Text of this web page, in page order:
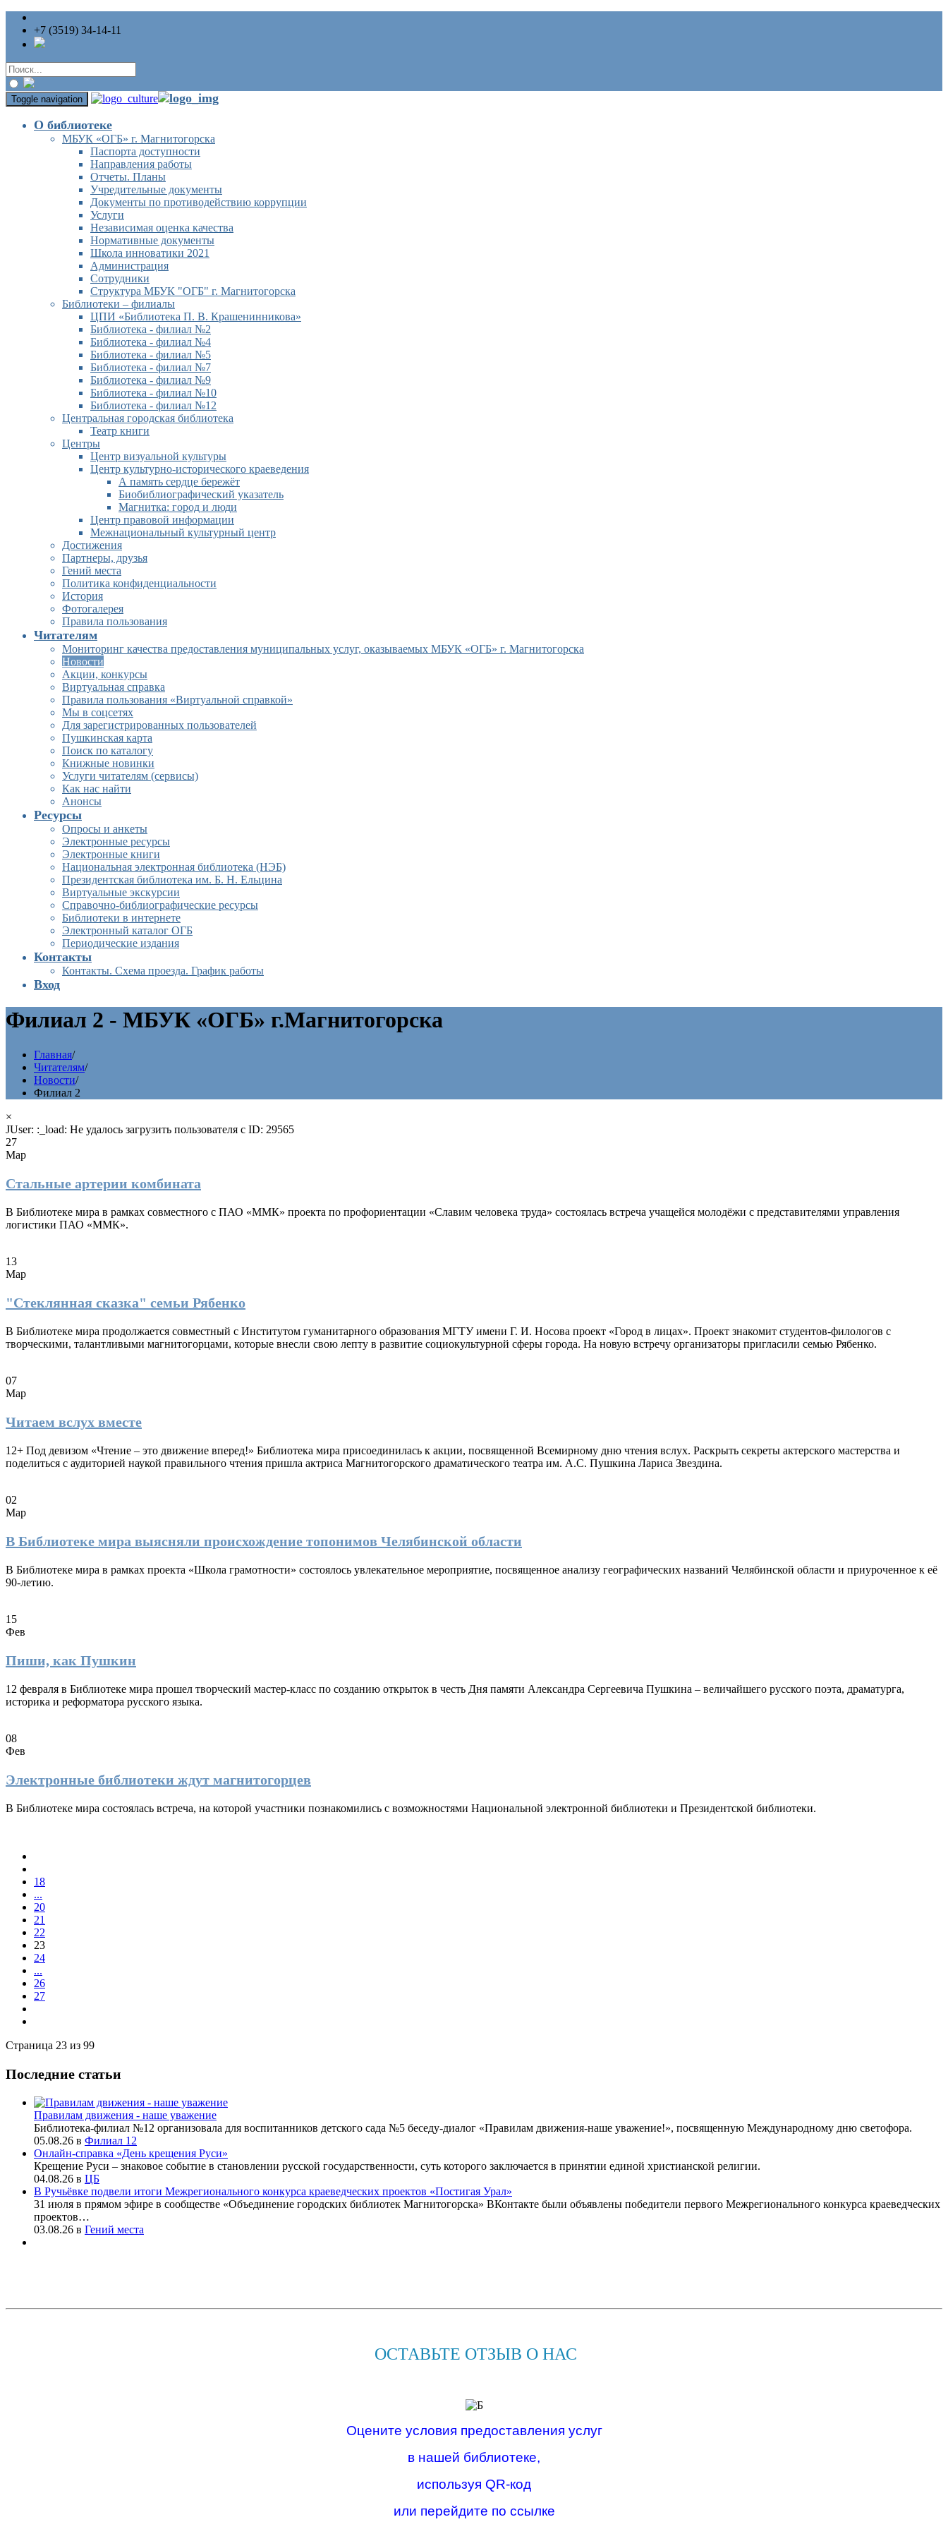
+7 (3519) 34-14-11
Toggle navigation
О библиотеке
МБУК «ОГБ» г. Магнитогорска
Паспорта доступности
Направления работы
Отчеты. Планы
Учредительные документы
Документы по противодействию коррупции
Услуги
Независимая оценка качества
Нормативные документы
Школа инноватики 2021
Администрация
Сотрудники
Структура МБУК "ОГБ" г. Магнитогорска
Библиотеки – филиалы
ЦПИ «Библиотека П. В. Крашенинникова»
Библиотека - филиал №2
Библиотека - филиал №4
Библиотека - филиал №5
Библиотека - филиал №7
Библиотека - филиал №9
Библиотека - филиал №10
Библиотека - филиал №12
Центральная городская библиотека
Театр книги
Центры
Центр визуальной культуры
Центр культурно-исторического краеведения
А память сердце бережёт
Биобиблиографический указатель
Магнитка: город и люди
Центр правовой информации
Межнациональный культурный центр
Достижения
Партнеры, друзья
Гений места
Политика конфиденциальности
История
Фотогалерея
Правила пользования
Читателям
Мониторинг качества предоставления муниципальных услуг, оказываемых МБУК «ОГБ» г. Магнитогорска
Новости
Акции, конкурсы
Виртуальная справка
Правила пользования «Виртуальной справкой»
Мы в соцсетях
Для зарегистрированных пользователей
Пушкинская карта
Поиск по каталогу
Книжные новинки
Услуги читателям (сервисы)
Как нас найти
Анонсы
Ресурсы
Опросы и анкеты
Электронные ресурсы
Электронные книги
Национальная электронная библиотека (НЭБ)
Президентская библиотека им. Б. Н. Ельцина
Виртуальные экскурсии
Справочно-библиографические ресурсы
Библиотеки в интернете
Электронный каталог ОГБ
Периодические издания
Контакты
Контакты. Схема проезда. График работы
Вход
Филиал 2 - МБУК «ОГБ» г.Магнитогорска
Главная/
Читателям/
Новости/
Филиал 2
×
JUser: :_load: Не удалось загрузить пользователя с ID: 29565
27
Мар
Стальные артерии комбината
В Библиотеке мира в рамках совместного с ПАО «ММК» проекта по профориентации «Славим человека труда» состоялась встреча учащейся молодёжи с представителями управления
логистики ПАО «ММК».
13
Мар
"Стеклянная сказка" семьи Рябенко
В Библиотеке мира продолжается совместный с Институтом гуманитарного образования МГТУ имени Г. И. Носова проект «Город в лицах». Проект знакомит студентов-филологов с
творческими, талантливыми магнитогорцами, которые внесли свою лепту в развитие социокультурной сферы города. На новую встречу организаторы пригласили семью Рябенко.
07
Мар
Читаем вслух вместе
12+ Под девизом «Чтение – это движение вперед!» Библиотека мира присоединилась к акции, посвященной Всемирному дню чтения вслух. Раскрыть секреты актерского мастерства и
поделиться с аудиторией наукой правильного чтения пришла актриса Магнитогорского драматического театра им. А.С. Пушкина Лариса Звездина.
02
Мар
В Библиотеке мира выясняли происхождение топонимов Челябинской области
В Библиотеке мира в рамках проекта «Школа грамотности» состоялось увлекательное мероприятие, посвященное анализу географических названий Челябинской области и приуроченное к её
90-летию.
15
Фев
Пиши, как Пушкин
12 февраля в Библиотеке мира прошел творческий мастер-класс по созданию открыток в честь Дня памяти Александра Сергеевича Пушкина – величайшего русского поэта, драматурга,
историка и реформатора русского языка.
08
Фев
Электронные библиотеки ждут магнитогорцев
В Библиотеке мира состоялась встреча, на которой участники познакомились с возможностями Национальной электронной библиотеки и Президентской библиотеки.
18
...
20
21
22
23
24
...
26
27
Страница 23 из 99
Последние статьи
Правилам движения - наше уважение
Библиотека-филиал №12 организовала для воспитанников детского сада №5 беседу-диалог «Правилам движения-наше уважение!», посвященную Международному дню светофора.
05.08.26 в Филиал 12
Онлайн-справка «День крещения Руси»
Крещение Руси – знаковое событие в становлении русской государственности, суть которого заключается в принятии единой христианской религии.
04.08.26 в ЦБ
В Ручьёвке подвели итоги Межрегионального конкурса краеведческих проектов «Постигая Урал»
31 июля в прямом эфире в сообществе «Объединение городских библиотек Магнитогорска» ВКонтакте были объявлены победители первого Межрегионального конкурса краеведческих
проектов…
03.08.26 в Гений места
ОСТАВЬТЕ ОТЗЫВ О НАС
Оцените условия предоставления услуг
в нашей библиотеке,
используя QR-код
или перейдите по ссылке